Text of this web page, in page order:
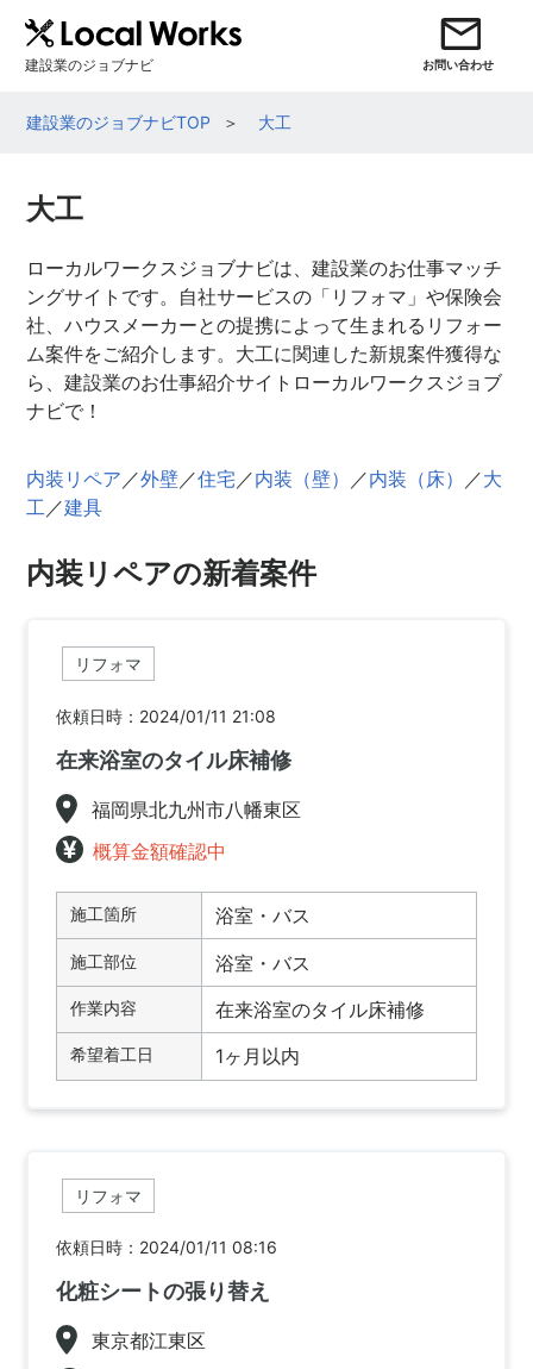
建設業のジョブナビ お問い合わせ
建設業のジョブナビTOP 大工
大工
ローカルワークスジョブナビは、建設業のお仕事マッチ
ングサイトです。自社サービスの「リフォマ」や保険会
社、ハウスメーカーとの提携によって生まれるリフォー
ム案件をご紹介します。大工に関連した新規案件獲得な
ら、建設業のお仕事紹介サイトローカルワークスジョブ
ナビで！
内装リペア ／外壁／住宅 ／内装（壁） ／内装（床） ／大
工／建具
内装リペアの新着案件
リフォマ
依頼日時：2024/01/11 21:08
在来浴室のタイル床補修
福岡県北九州市八幡東区
概算金額確認中
施工箇所 浴室・バス
施工部位 浴室・バス
作業内容 在来浴室のタイル床補修
希望着工日 1ヶ月以内
リフォマ
依頼日時：2024/01/11 08:16
化粧シートの張り替え
東京都江東区